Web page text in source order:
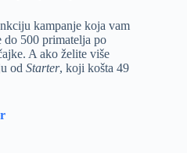
kampanje koja vam
do 500 primatelja po
A ako želite više
od Starter, koji košta 49